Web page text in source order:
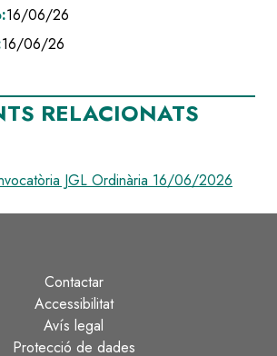
16/06/26
16/06/26
RELACIONATS
JGL Ordinària 16/06/2026
Contactar
Accessibilitat
Avís legal
Protecció de dades